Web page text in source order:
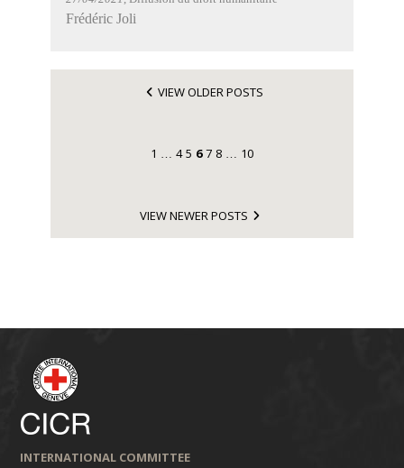
Frédéric Joli
VIEW OLDER POSTS
1 … 4 5 6 7 8 … 10
VIEW NEWER POSTS
INTERNATIONAL COMMITTEE